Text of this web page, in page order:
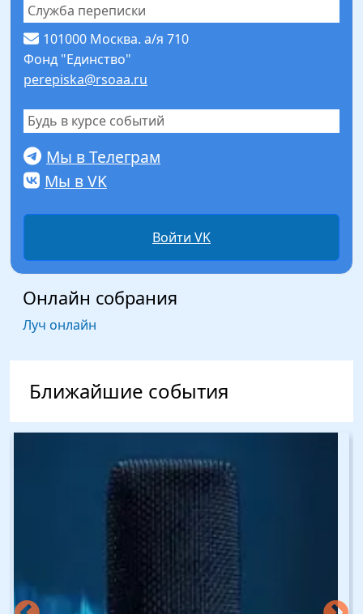
Служба переписки
101000 Москва. а/я 710
Фонд "Единство"
perepiska@rsoaa.ru
Будь в курсе событий
Мы в Телеграм
Мы в VK
Войти VK
Онлайн собрания
Луч онлайн
Ближайшие события